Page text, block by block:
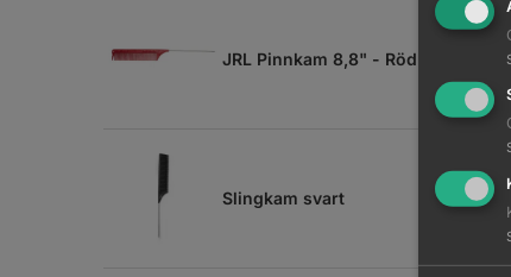
JRL Pinnkam 8,8" - Röd
Slingkam svart